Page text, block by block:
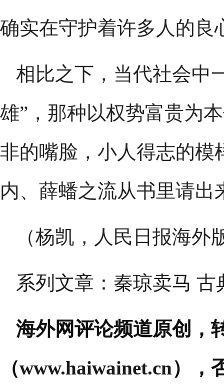
确实在守护着许多人的良
相比之下，当代社会中
雄”，那种以权势富贵为
非的嘴脸，小人得志的模
内、薛蟠之流从书里请出
（杨凯，人民日报海
系列文章：秦琼卖马
海外网评论频道原创，
（www.haiwainet.cn），